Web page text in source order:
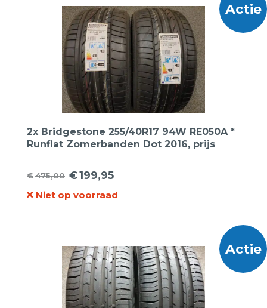
Actie
2x Bridgestone 255/40R17 94W RE050A *
Runflat Zomerbanden Dot 2016, prijs
€475,00
Oorspronkelijke
prijs
€199,95
Huidige
prijs
Niet op voorraad
Actie